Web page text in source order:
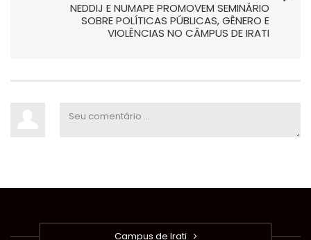
NEDDIJ E NUMAPE PROMOVEM SEMINÁRIO
SOBRE POLÍTICAS PÚBLICAS, GÊNERO E
VIOLÊNCIAS NO CÂMPUS DE IRATI
Campus de Irati